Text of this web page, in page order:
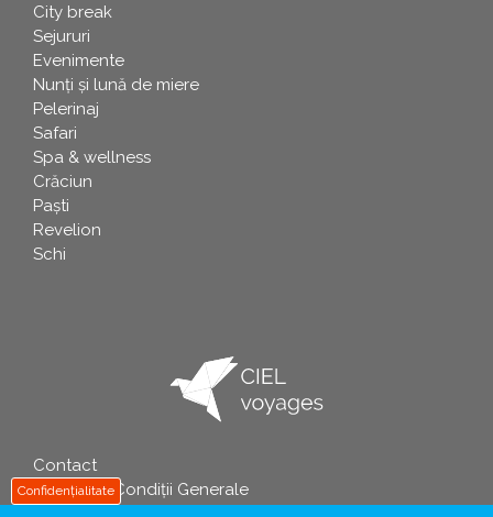
City break
Sejururi
Evenimente
Nunți și lună de miere
Pelerinaj
Safari
Spa & wellness
Crăciun
Paşti
Revelion
Schi
info
Contact
Termeni și Condiții Generale
Confidențialitate